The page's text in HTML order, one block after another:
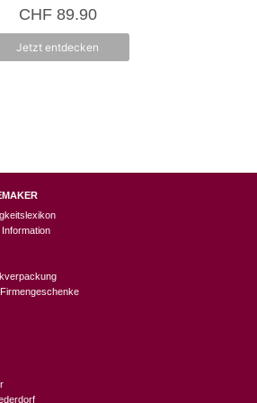
0
v
5
CHF89.90
Jetzt entdecken